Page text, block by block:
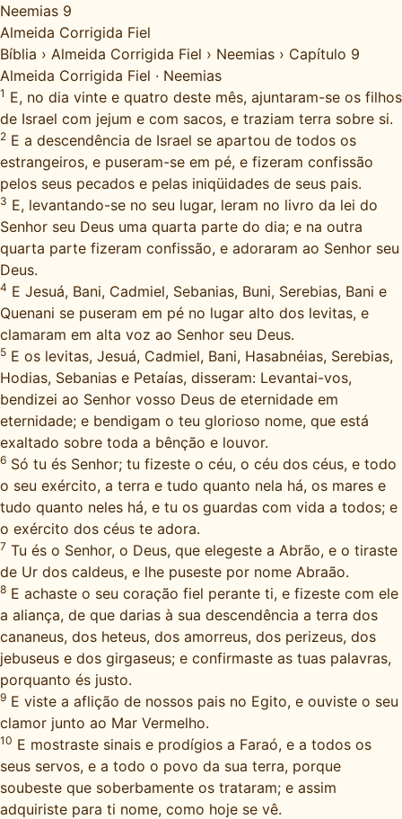
Neemias 9
Almeida Corrigida Fiel
Bíblia › Almeida Corrigida Fiel › Neemias › Capítulo 9
Almeida Corrigida Fiel · Neemias
1 E, no dia vinte e quatro deste mês, ajuntaram-se os filhos
de Israel com jejum e com sacos, e traziam terra sobre si.
2 E a descendência de Israel se apartou de todos os
estrangeiros, e puseram-se em pé, e fizeram confissão
pelos seus pecados e pelas iniqüidades de seus pais.
3 E, levantando-se no seu lugar, leram no livro da lei do
Senhor seu Deus uma quarta parte do dia; e na outra
quarta parte fizeram confissão, e adoraram ao Senhor seu
Deus.
4 E Jesuá, Bani, Cadmiel, Sebanias, Buni, Serebias, Bani e
Quenani se puseram em pé no lugar alto dos levitas, e
clamaram em alta voz ao Senhor seu Deus.
5 E os levitas, Jesuá, Cadmiel, Bani, Hasabnéias, Serebias,
Hodias, Sebanias e Petaías, disseram: Levantai-vos,
bendizei ao Senhor vosso Deus de eternidade em
eternidade; e bendigam o teu glorioso nome, que está
exaltado sobre toda a bênção e louvor.
6 Só tu és Senhor; tu fizeste o céu, o céu dos céus, e todo
o seu exército, a terra e tudo quanto nela há, os mares e
tudo quanto neles há, e tu os guardas com vida a todos; e
o exército dos céus te adora.
7 Tu és o Senhor, o Deus, que elegeste a Abrão, e o tiraste
de Ur dos caldeus, e lhe puseste por nome Abraão.
8 E achaste o seu coração fiel perante ti, e fizeste com ele
a aliança, de que darias à sua descendência a terra dos
cananeus, dos heteus, dos amorreus, dos perizeus, dos
jebuseus e dos girgaseus; e confirmaste as tuas palavras,
porquanto és justo.
9 E viste a aflição de nossos pais no Egito, e ouviste o seu
clamor junto ao Mar Vermelho.
10 E mostraste sinais e prodígios a Faraó, e a todos os
seus servos, e a todo o povo da sua terra, porque
soubeste que soberbamente os trataram; e assim
adquiriste para ti nome, como hoje se vê.